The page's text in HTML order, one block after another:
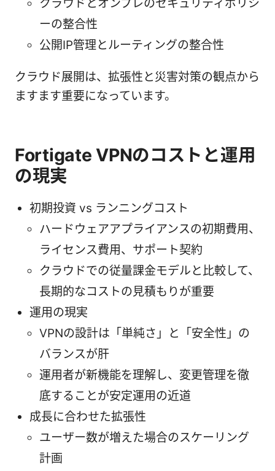
クラウドとオンプレのセキュリティポリシ
ーの整合性
公開IP管理とルーティングの整合性
クラウド展開は、拡張性と災害対策の観点から
ますます重要になっています。
Fortigate VPNのコストと運用
の現実
初期投資 vs ランニングコスト
ハードウェアアプライアンスの初期費用、
ライセンス費用、サポート契約
クラウドでの従量課金モデルと比較して、
長期的なコストの見積もりが重要
運用の現実
VPNの設計は「単純さ」と「安全性」の
バランスが肝
運用者が新機能を理解し、変更管理を徹
底することが安定運用の近道
成長に合わせた拡張性
ユーザー数が増えた場合のスケーリング
計画